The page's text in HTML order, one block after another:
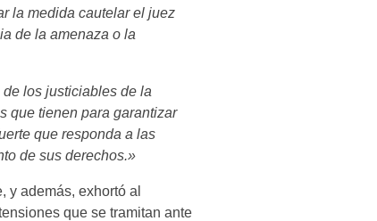
la medida cautelar el juez
de la amenaza o la
los justiciables de la
que tienen para garantizar
que responda a las
de sus derechos.»
y además, exhortó al
que se tramitan ante